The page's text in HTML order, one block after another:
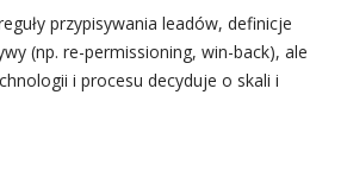
przypisywania leadów, definicje
(np. re-permissioning, win-back), ale
i procesu decyduje o skali i